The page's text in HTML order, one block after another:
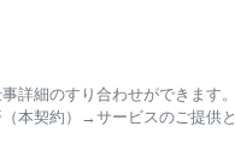
詳細のすり合わせができます。
本契約）→サービスのご提供と